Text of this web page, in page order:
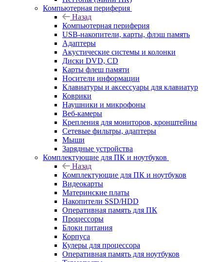
Компьютерная периферия
Назад
Компьютерная периферия
USB-накопители, карты, флэш память
Адаптеры
Акустические системы и колонки
Диски DVD, CD
Карты флеш памяти
Носители информации
Клавиатуры и аксессуары для клавиатур
Коврики
Наушники и микрофоны
Веб-камеры
Крепления для мониторов, кронштейны
Сетевые фильтры, адаптеры
Мыши
Зарядные устройства
Комплектующие для ПК и ноутбуков
Назад
Комплектующие для ПК и ноутбуков
Видеокарты
Материнские платы
Накопители SSD/HDD
Оперативная память для ПК
Процессоры
Блоки питания
Корпуса
Кулеры для процессора
Оперативная память для ноутбуков